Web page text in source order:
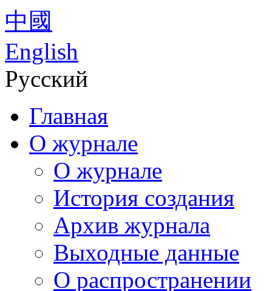
中國
English
Русский
Главная
О журнале
О журнале
История создания
Архив журнала
Выходные данные
О распространении